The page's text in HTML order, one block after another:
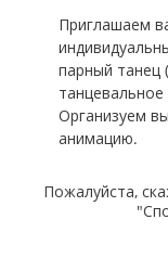
Приглашаем
парный танец
Организуем
анимацию.
Пожалуйста,